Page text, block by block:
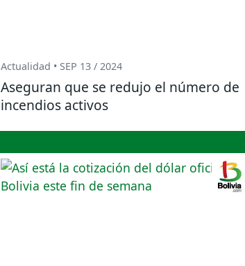
Actualidad • SEP 13 / 2024
Aseguran que se redujo el número de
incendios activos